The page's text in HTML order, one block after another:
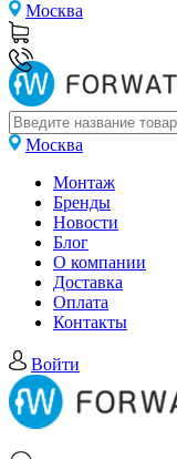
Москва
Москва
Монтаж
Бренды
Новости
Блог
О компании
Доставка
Оплата
Контакты
Войти